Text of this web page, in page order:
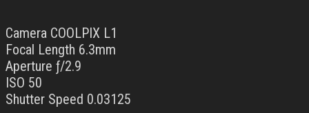
Camera COOLPIX L1
Focal Length 6.3mm
Aperture ƒ/2.9
ISO 50
Shutter Speed 0.03125